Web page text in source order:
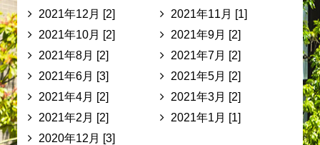
2021年12月 [2]
2021年11月 [1]
2021年10月 [2]
2021年9月 [2]
2021年8月 [2]
2021年7月 [2]
2021年6月 [3]
2021年5月 [2]
2021年4月 [2]
2021年3月 [2]
2021年2月 [2]
2021年1月 [1]
2020年12月 [3]